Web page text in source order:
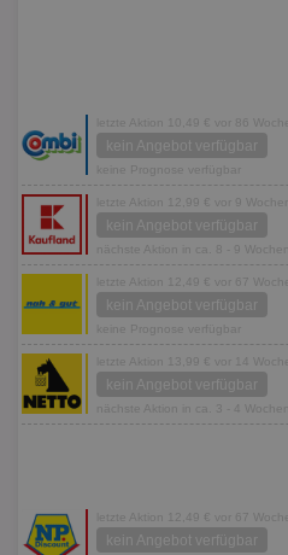
letzte Aktion 10,49 € vor 86
kein Angebot verfügbar
keine Prognose verfügbar
letzte Aktion 12,99 € vor 9 Wochen
kein Angebot verfügbar
nächste Aktion in ca. 8 - 9 Wochen
letzte Aktion 12,49 € vor 67
kein Angebot verfügbar
keine Prognose verfügbar
letzte Aktion 13,99 € vor 14
kein Angebot verfügbar
nächste Aktion in ca. 3 - 4 Wochen
letzte Aktion 12,49 € vor 67
kein Angebot verfügbar